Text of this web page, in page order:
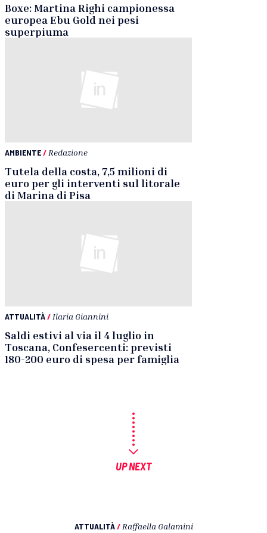
Boxe: Martina Righi campionessa
europea Ebu Gold nei pesi
superpiuma
AMBIENTE/ Redazione
Tutela della costa, 7,5 milioni di
euro per gli interventi sul litorale
di Marina di Pisa
ATTUALITÀ/ Ilaria Giannini
Saldi estivi al via il 4 luglio in
Toscana, Confesercenti: previsti
180-200 euro di spesa per famiglia
UP NEXT
ATTUALITÀ / Raffaella Galamini